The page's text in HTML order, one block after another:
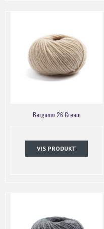
Bergamo 26 Cream
VIS PRODUKT